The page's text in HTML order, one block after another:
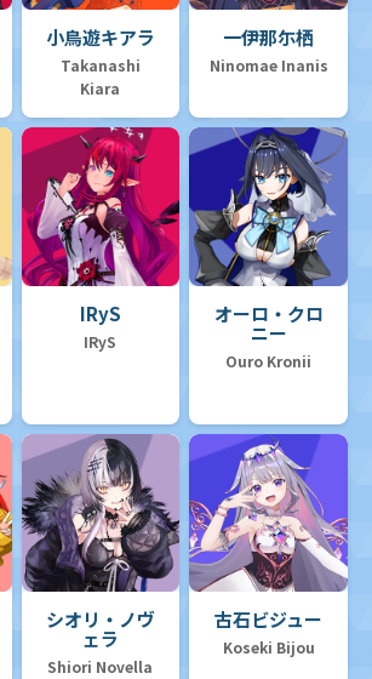
小鳥遊キアラ
Takanashi
Kiara
一伊那尓栖
Ninomae Inanis
IRyS
IRyS
オーロ・クロ
ニー
Ouro Kronii
シオリ・ノヴ
ェラ
Shiori Novella
古石ビジュー
Koseki Bijou